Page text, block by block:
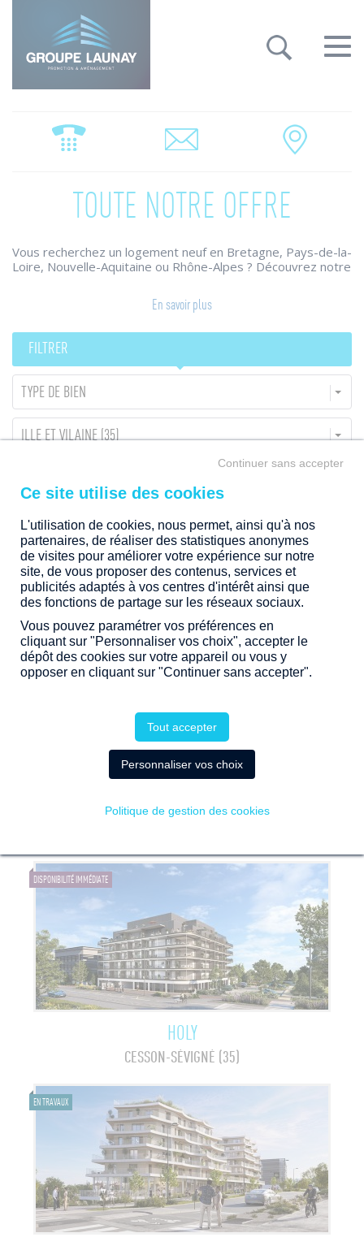
Toggle
TOUTE NOTRE OFFRE
Vous recherchez un logement neuf en Bretagne, Pays-de-la-
Loire, Nouvelle-Aquitaine ou Rhône-Alpes ? Découvrez notre
Le Groupe Launay conjugue ses savoir-faire pour construire
des maisons individuelles et appartements neufs qui
Des résidences neuves qui combinent architecture raffinée,
prestations de qualité, harmonie des ambiances
intérieures… Tous nos projets d'immobilier résidentiel sont
situés dans des quartiers privilégiés au sein de communes
dynamiques.
Laissez-vous séduire et devenez propriétaire d’un bien
immobilier neuf en Bretagne, Pays de la Loire, Nouvelle-
En savoir plus
FILTRER
TYPE DE BIEN
ILLE ET VILAINE (35)
TRANCHE DE PRIX
ÉTAPE
4 PROGRAMMES DISPONIBLES
EN TRAVAUX
CITY'ZEN CESSON-SÉVIGNÉ
DISPONIBILITÉ IMMÉDIATE
HOLY
CESSON-SÉVIGNÉ (35)
EN TRAVAUX
L'utilisation de cookies, nous permet, ainsi qu'à nos
partenaires, de réaliser des statistiques anonymes
de visites pour améliorer votre expérience sur notre
site, de vous proposer des contenus, services et
publicités adaptés à vos centres d'intérêt ainsi que
des fonctions de partage sur les réseaux sociaux.
Vous pouvez paramétrer vos préférences en
cliquant sur "Personnaliser vos choix", accepter le
dépôt des cookies sur votre appareil ou vous y
opposer en cliquant sur "Continuer sans accepter".
Tout accepter
Continuer sans accepter
Personnaliser vos choix
Politique de gestion des cookies